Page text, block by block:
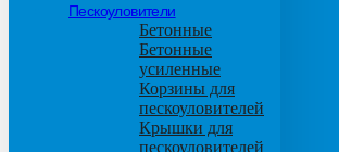
Пескоуловители
Бетонные
Бетонные
усиленные
Корзины для
пескоуловителей
Крышки для
пескоуловителей